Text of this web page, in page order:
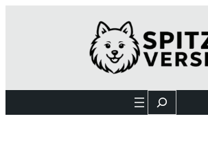
Search